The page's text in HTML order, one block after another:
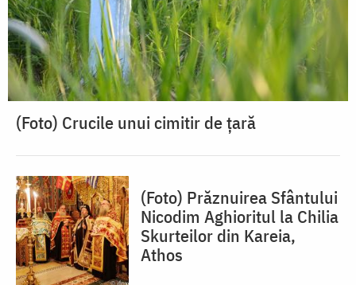
(Foto) Crucile unui cimitir de țară
(Foto) Prăznuirea Sfântului
Nicodim Aghioritul la Chilia
Skurteilor din Kareia,
Athos